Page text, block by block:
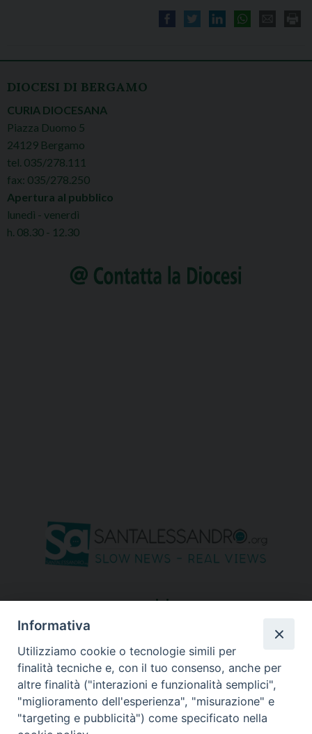
DIOCESI DI BERGAMO
CURIA DIOCESANA
Piazza Duomo 5
24129 Bergamo
tel. 035/278.111
fax: 035/278.250
Apertura al pubblico
lunedì - venerdì
h. 08.30 - 12.30
seguici su
Informativa
Utilizziamo cookie o tecnologie simili per
finalità tecniche e, con il tuo consenso, anche per
altre finalità ("interazioni e funzionalità semplici",
"miglioramento dell'esperienza", "misurazione" e
"targeting e pubblicità") come specificato nella